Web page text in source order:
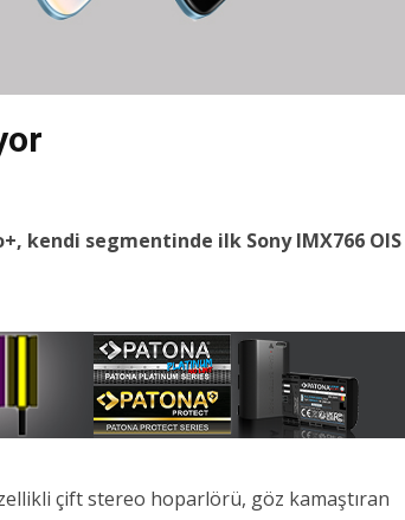
kendi segmentinde ilk Sony IMX766 OIS
çift stereo hoparlörü, göz kamaştıran